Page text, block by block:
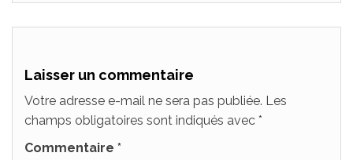
Laisser un commentaire
Votre adresse e-mail ne sera pas publiée. Les
champs obligatoires sont indiqués avec *
Commentaire *